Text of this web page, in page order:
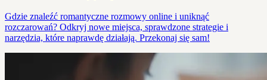
Gdzie znaleźć romantyczne rozmowy online i uniknąć
rozczarowań? Odkryj nowe miejsca, sprawdzone strategie i
narzędzia, które naprawdę działają. Przekonaj się sam!